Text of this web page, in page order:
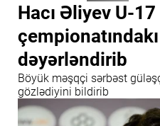
Hacı Əliyev U-
çempionatındakı
dəyərləndirib
Böyük məşqçi sərbəst
gözlədiyini bildirib